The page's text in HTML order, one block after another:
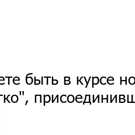
быть в курсе